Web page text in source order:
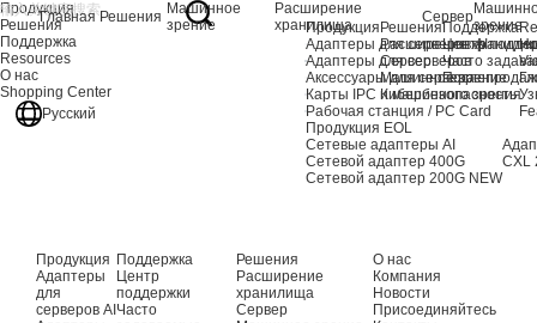
Продукция
Адаптеры для серверов AI
Адаптеры для серверов
Аксессуары для сервера
Карты IPC и машинного зрения
Рабочая станция / PC Card
Продукция EOL
Сетевые адаптеры AI
Сетевой адаптер 400G
Сетевой адаптер 200G NEW
CXL
Решения
Расширение
Сервер
Машинное зрение
Кибербезопасность
Поддержка
Центр
Часто
Продукция
Решения
Поддержка
Resources
О нас
Shopping Center
Русский
Главная Решения Машинное
зрение
Расширение
хранилища
Серверзрение
Продукция
Адаптеры
для
серверов AI
Поддержка
Центр
поддержки
Часто
Решения
Расширение
хранилища
Сервер
О нас
Компания
Новости
Присоединяйтесь